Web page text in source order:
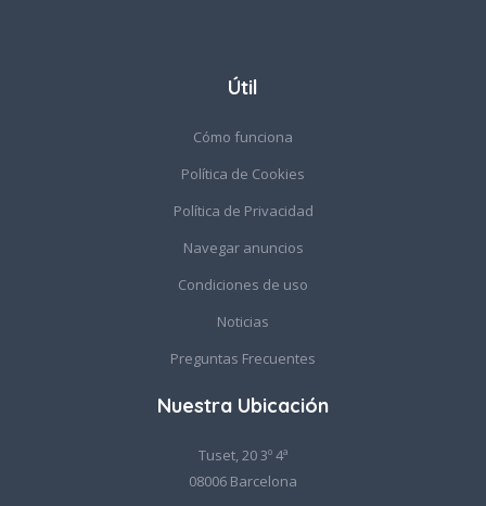
Útil
Cómo funciona
Política de Cookies
Política de Privacidad
Navegar anuncios
Condiciones de uso
Noticias
Preguntas Frecuentes
Nuestra Ubicación
Tuset, 20 3º 4ª
08006 Barcelona